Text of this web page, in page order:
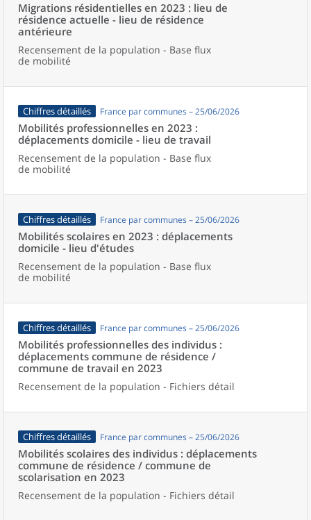
Migrations résidentielles en 2023 : lieu de
résidence actuelle - lieu de résidence
antérieure
Recensement de la population - Base flux
de mobilité
Chiffres détaillés France par communes – 25/06/2026
Mobilités professionnelles en 2023 :
déplacements domicile - lieu de travail
Recensement de la population - Base flux
de mobilité
Chiffres détaillés France par communes – 25/06/2026
Mobilités scolaires en 2023 : déplacements
domicile - lieu d'études
Recensement de la population - Base flux
de mobilité
Chiffres détaillés France par communes – 25/06/2026
Mobilités professionnelles des individus :
déplacements commune de résidence /
commune de travail en 2023
Recensement de la population - Fichiers détail
Chiffres détaillés France par communes – 25/06/2026
Mobilités scolaires des individus : déplacements
commune de résidence / commune de
scolarisation en 2023
Recensement de la population - Fichiers détail